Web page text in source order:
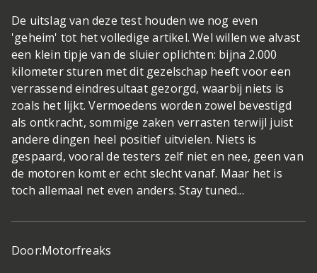
De uitslag van deze test houden we nog even
'geheim' tot het volledige artikel. Wel willen we alvast
een klein tipje van de sluier oplichten: bijna 2.000
kilometer sturen met dit gezelschap heeft voor een
verrassend eindresultaat gezorgd, waarbij niets is
zoals het lijkt. Vermoedens worden zowel bevestigd
als ontkracht, sommige zaken verrasten terwijl juist
andere dingen heel positief uitvielen. Niets is
gespaard, vooral de testers zelf niet en nee, geen van
de motoren komt er echt slecht vanaf. Maar het is
toch allemaal net even anders. Stay tuned...
Door:Motorfreaks